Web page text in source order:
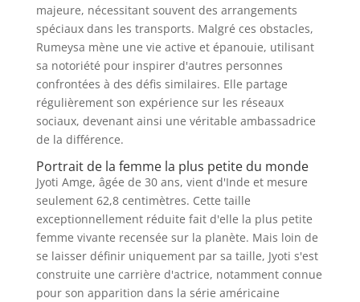
majeure, nécessitant souvent des arrangements
spéciaux dans les transports. Malgré ces obstacles,
Rumeysa mène une vie active et épanouie, utilisant
sa notoriété pour inspirer d'autres personnes
confrontées à des défis similaires. Elle partage
régulièrement son expérience sur les réseaux
sociaux, devenant ainsi une véritable ambassadrice
de la différence.
Portrait de la femme la plus petite du monde
Jyoti Amge, âgée de 30 ans, vient d'Inde et mesure
seulement 62,8 centimètres. Cette taille
exceptionnellement réduite fait d'elle la plus petite
femme vivante recensée sur la planète. Mais loin de
se laisser définir uniquement par sa taille, Jyoti s'est
construite une carrière d'actrice, notamment connue
pour son apparition dans la série américaine